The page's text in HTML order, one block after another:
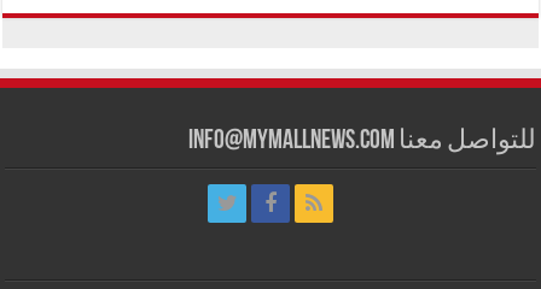
للتواصل معنا info@mymallnews.com